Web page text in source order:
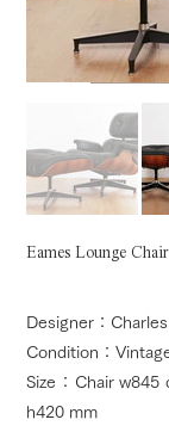
Eames Lounge
Designer：
Condition：
Size：Chair
h420 mm